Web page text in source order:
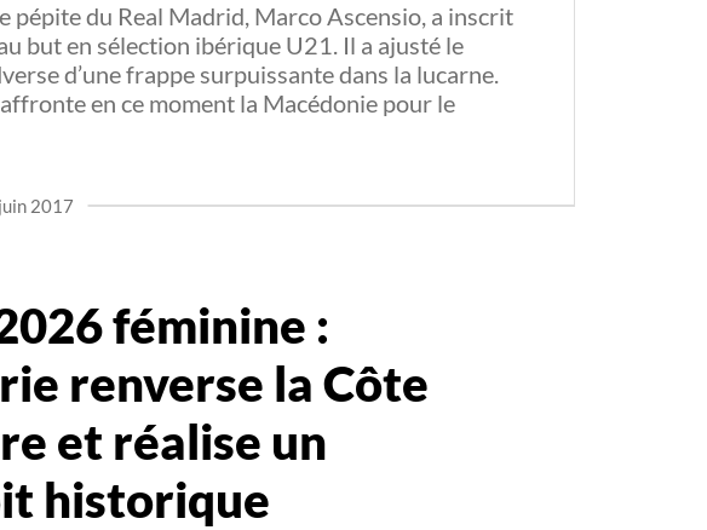
pépite du Real Madrid, Marco Ascensio, a inscrit
but en sélection ibérique U21. Il a ajusté le
d’une frappe surpuissante dans la lucarne.
affronte en ce moment la Macédonie pour le
2017
féminine :
renverse la Côte
et réalise un
historique